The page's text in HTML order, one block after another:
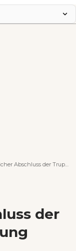
Abschluss der Truppführerausbildung
der